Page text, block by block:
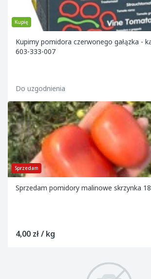
Kupię
Kupimy pomidora czerwonego gałązka -
603-333-007
Do uzgodnienia
Sprzedam
Sprzedam pomidory malinowe skrzynka
4,00 zł / kg